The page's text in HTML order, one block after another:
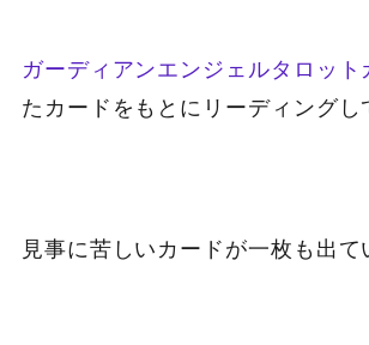
ガーディアンエンジェルタロット
たカードをもとにリーディングし
見事に苦しいカードが一枚も出て